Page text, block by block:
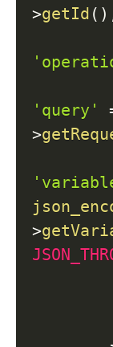
>getId ( )
'query'
>
>